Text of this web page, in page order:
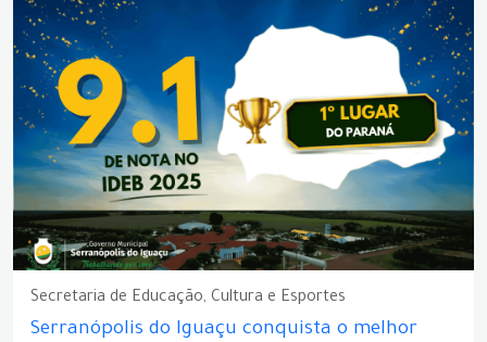
Secretaria de Educação, Cultura e Esportes
Serranópolis do Iguaçu conquista o melhor